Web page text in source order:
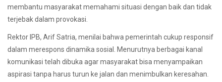
membantu masyarakat memahami situasi dengan baik dan tidak
terjebak dalam provokasi.
Rektor IPB, Arif Satria, menilai bahwa pemerintah cukup responsif
dalam merespons dinamika sosial. Menurutnya berbagai kanal
komunikasi telah dibuka agar masyarakat bisa menyampaikan
aspirasi tanpa harus turun ke jalan dan menimbulkan keresahan.